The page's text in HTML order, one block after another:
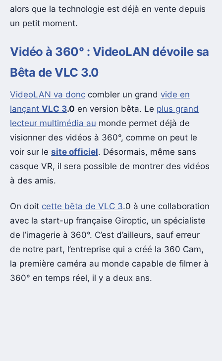
alors que la technologie est déjà en vente depuis
un petit moment.
Vidéo à 360° : VideoLAN dévoile sa
Bêta de VLC 3.0
VideoLAN va donc combler un grand vide en
lançant VLC 3.0 en version bêta. Le plus grand
lecteur multimédia au monde permet déjà de
visionner des vidéos à 360°, comme on peut le
voir sur le site officiel. Désormais, même sans
casque VR, il sera possible de montrer des vidéos
à des amis.
On doit cette bêta de VLC 3.0 à une collaboration
avec la start-up française Giroptic, un spécialiste
de l’imagerie à 360°. C’est d’ailleurs, sauf erreur
de notre part, l’entreprise qui a créé la 360 Cam,
la première caméra au monde capable de filmer à
360° en temps réel, il y a deux ans.